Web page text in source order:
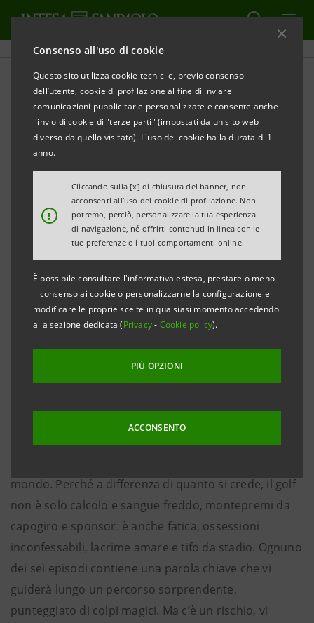
Consenso all'uso di cookie
Questo sito utilizza cookie tecnici e, previo consenso
dell’utente, cookie di profilazione al fine di inviare
comunicazioni pubblicitarie personalizzate e consente anche
l'invio di cookie di "terze parti" (impostati da un sito web
diverso da quello visitato). L'uso dei cookie ha la durata di 1
anno.
!
Cliccando sulla [x] di chiusura del banner, non
acconsenti all’uso dei cookie di profilazione. Non
potremo, perciò, personalizzare la tua esperienza
di navigazione, né offrirti contenuti in linea con le
tue preferenze o i tuoi comportamenti online.
È possibile consultare l'informativa estesa, prestare o meno
il consenso ai cookie o personalizzarne la configurazione e
modificare le proprie scelte in qualsiasi momento accedendo
alla sezione dedicata (Privacy- Cookie policy).
PIÙ OPZIONI
ACCONSENTO
Hole in one: le storie, i
segreti e le emozioni del
“Hole in one” è un tuffo nell’affascinante mondo del
golf. Attraverso le voci del giornalista sportivo
Massimo Caputi e del maestro Gianluca Pietrobono,
giocare, rievoca le gesta dei grandi campioni come
questo sport. Ma il racconto che state per ascoltare
fa molto di più: sbircia dentro gli spogliatoi, nelle
mondo. Perché a differenza di quanto si crede, il golf
non è solo calcolo e sangue freddo, montepremi da
capogiro e sponsor: è anche fatica, ossessioni
inconfessabili, lacrime amare e tifo da stadio. Ognuno
dei sei episodi contiene una parola chiave che vi
guiderà lungo un percorso sorprendente,
punteggiato di colpi magici. Ma c’è un rischio, vi